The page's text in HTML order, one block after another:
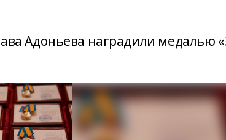
Адоньева наградили медалью